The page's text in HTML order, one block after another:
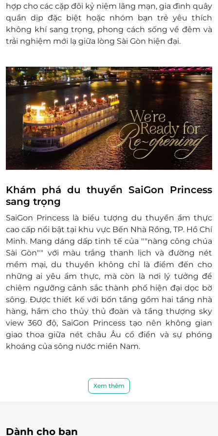
hợp cho các cặp đôi kỷ niệm lãng mạn, gia đình quây
quần dịp đặc biệt hoặc nhóm bạn trẻ yêu thích
không khí sang trọng, phong cách sống về đêm và
trải nghiệm mới lạ giữa lòng Sài Gòn hiện đại.
Khám phá du thuyền SaiGon Princess
sang trọng
SaiGon Princess là biểu tượng du thuyền ẩm thực
cao cấp nổi bật tại khu vực Bến Nhà Rồng, TP. Hồ Chí
Minh. Mang dáng dấp tinh tế của ""nàng công chúa
Sài Gòn"" với màu trắng thanh lịch và đường nét
mềm mại, du thuyền không chỉ là điểm đến cho
những ai yêu ẩm thực, mà còn là nơi lý tưởng để
chiêm ngưỡng cảnh sắc thành phố hiện đại dọc bờ
sông. Được thiết kế với bốn tầng gồm hai tầng nhà
hàng, hầm cho thủy thủ đoàn và tầng thượng sky
view 360 độ, SaiGon Princess tạo nên không gian
giao thoa giữa nét châu Âu cổ điển và sự phóng
khoáng của sông nước miền Nam.
Xem thêm
Dành cho bạn